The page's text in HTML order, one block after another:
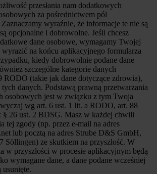
przesłania nam dodatkowych
za pośrednictwem pól
wyraźnie, że informacje te nie są
opcjonalne i dobrowolne. Jeśli chcesz
dane osobowe, wymagamy Twojej
wyrazić na końcu aplikacyjnego formularza
kiedy dobrowolnie podane dane
szczególne kategorie danych
RODO (takie jak dane dotyczące zdrowia),
danych. Podstawą prawną przetwarzania
osobowych jest w związku z tym Twoja
wg art. 6 ust. 1 lit. a RODO, art. 88
26 ust. 2 BDSG. Masz w każdej chwili
tej zgody (np. przez e-mail na adres
lub pocztą na adres Strube D&S GmbH,
Söllingen) ze skutkiem na przyszłość. W
w przyszłości w procesie aplikacyjnym będą
wymagane dane, a dane podane wcześniej
usunięte.